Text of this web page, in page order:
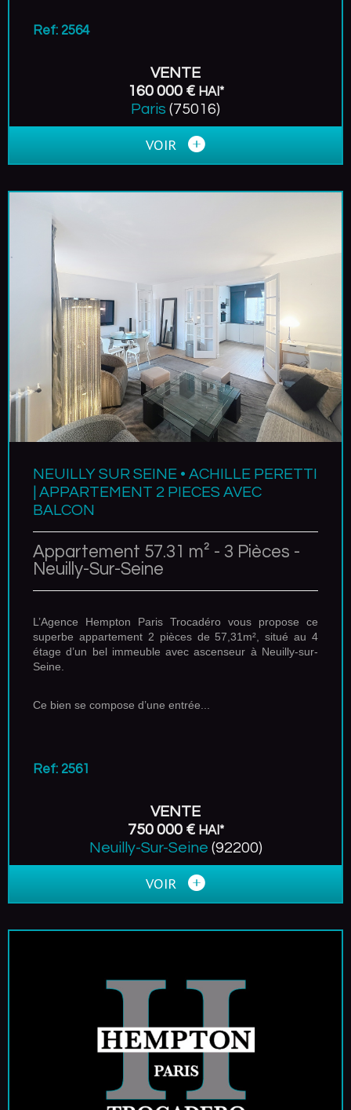
Ref: 2564
VENTE
160 000 € HAI*
Paris (75016)
VOIR
NEUILLY SUR SEINE • ACHILLE PERETTI
| APPARTEMENT 2 PIECES AVEC
BALCON
Appartement 57.31 m² - 3 Pièces -
Neuilly-Sur-Seine
L’Agence Hempton Paris Trocadéro vous propose ce
superbe appartement 2 pièces de 57,31m², situé au 4
étage d’un bel immeuble avec ascenseur à Neuilly-sur-
Seine.
Ce bien se compose d’une entrée...
Ref: 2561
VENTE
750 000 € HAI*
Neuilly-Sur-Seine (92200)
VOIR